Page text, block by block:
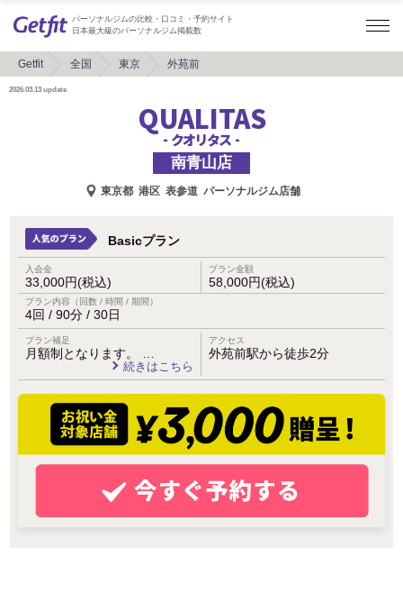
パーソナルジムの比較・口コミ・予約サイト
日本最大級のパーソナルジム掲載数
Getfit 全国 東京 外苑前
2026.03.13 update
QUALITAS
- クオリタス -
南青山店
東京都 港区 表参道 パーソナルジム店舗
Basicプラン
入会金
33,000円(税込)
プラン金額
58,000円(税込)
プラン内容（回数 / 時間 / 期間）
4回 / 90分 / 30日
プラン補足
月額制となります。 …
続きはこちら
アクセス
外苑前駅から徒歩2分